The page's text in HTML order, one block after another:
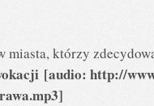
miasta, którzy
[audio: http://